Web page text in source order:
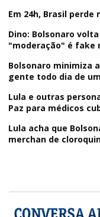
Em 24h, Brasil perde
Dino: Bolsonaro
"moderação" é fake
Bolsonaro minimiza
gente todo dia de
Lula e outras
Paz para médicos
Lula acha que
merchan de